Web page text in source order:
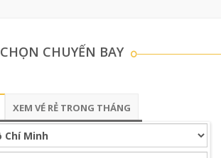
CHỌN CHUYẾN BAY
XEM VÉ RẺ TRONG THÁNG